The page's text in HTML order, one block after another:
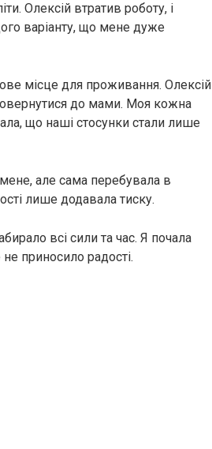
Олексій втратив роботу, і
варіанту, що мене дуже
місце для проживання. Олексій
до мами. Моя кожна
що наші стосунки стали лише
але сама перебувала в
лише додавала тиску.
всі сили та час. Я почала
приносило радості.